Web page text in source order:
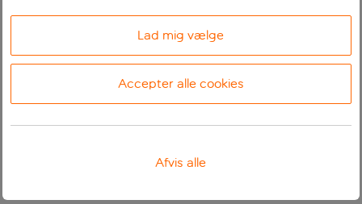
Lad mig vælge
Accepter alle cookies
Afvis alle